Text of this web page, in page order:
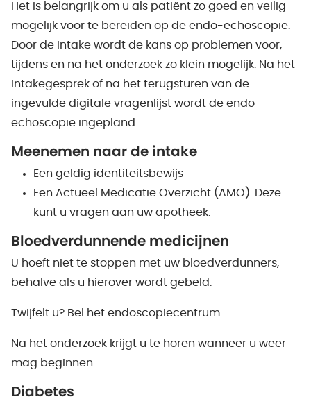
Het is belangrijk om u als patiënt zo goed en veilig
mogelijk voor te bereiden op de endo-echoscopie.
Door de intake wordt de kans op problemen voor,
tijdens en na het onderzoek zo klein mogelijk. Na het
intakegesprek of na het terugsturen van de
ingevulde digitale vragenlijst wordt de endo-
echoscopie ingepland.
Meenemen naar de intake
Een geldig identiteitsbewijs
Een Actueel Medicatie Overzicht (AMO). Deze
kunt u vragen aan uw apotheek.
Bloedverdunnende medicijnen
U hoeft niet te stoppen met uw bloedverdunners,
behalve als u hierover wordt gebeld.
Twijfelt u? Bel het endoscopiecentrum.
Na het onderzoek krijgt u te horen wanneer u weer
mag beginnen.
Diabetes